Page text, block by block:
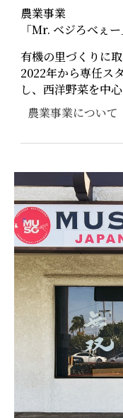
農業事業
「Mr. ベジろべぇー
有機の里づくりに
2022年から専任ス
し、西洋野菜を中
農業事業について